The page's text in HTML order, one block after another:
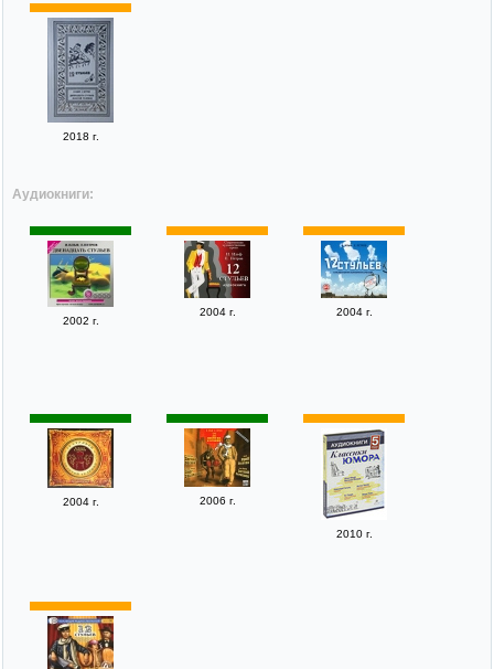
2018 г.
Аудиокниги:
2002 г.
2004 г. 2004 г.
2004 г. 2006 г.
2010 г.